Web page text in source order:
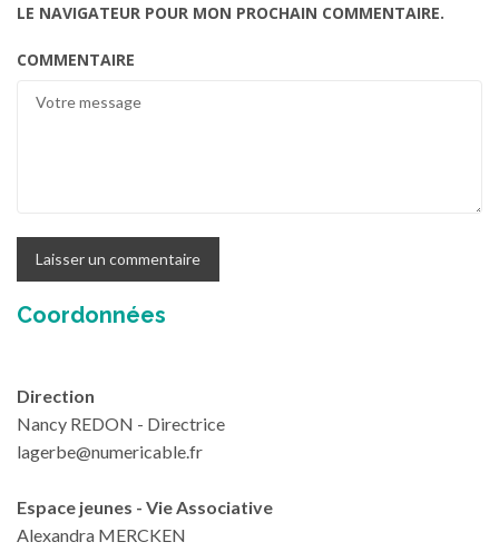
LE NAVIGATEUR POUR MON PROCHAIN COMMENTAIRE.
COMMENTAIRE
Coordonnées
Direction
Nancy REDON - Directrice
lagerbe@numericable.fr
Espace jeunes - Vie Associative
Alexandra MERCKEN